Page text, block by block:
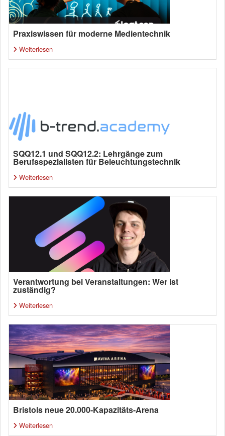
Praxiswissen für moderne Medientechnik
Weiterlesen
SQQ12.1 und SQQ12.2: Lehrgänge zum
Berufsspezialisten für Beleuchtungstechnik
Weiterlesen
Verantwortung bei Veranstaltungen: Wer ist
zuständig?
Weiterlesen
Bristols neue 20.000-Kapazitäts-Arena
Weiterlesen